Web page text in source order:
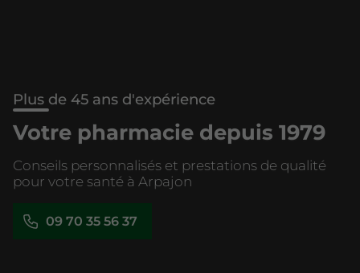
Plus de 45 ans d'expérience
Votre pharmacie depuis 1979
Conseils personnalisés et prestations de qualité
pour votre santé à Arpajon
09 70 35 56 37